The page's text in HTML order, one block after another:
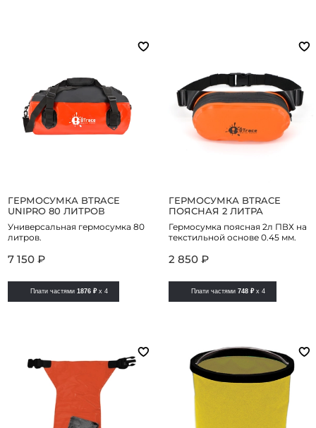
ГЕРМОСУМКА BTRACE
UNIPRO 80 ЛИТРОВ
Универсальная гермосумка 80
литров.
7 150 ₽
Плати частями1876 ₽ x 4
ГЕРМОСУМКА BTRACE
ПОЯСНАЯ 2 ЛИТРА
Гермосумка поясная 2л ПВХ на
текстильной основе 0.45 мм.
2 850 ₽
Плати частями 748 ₽ x 4